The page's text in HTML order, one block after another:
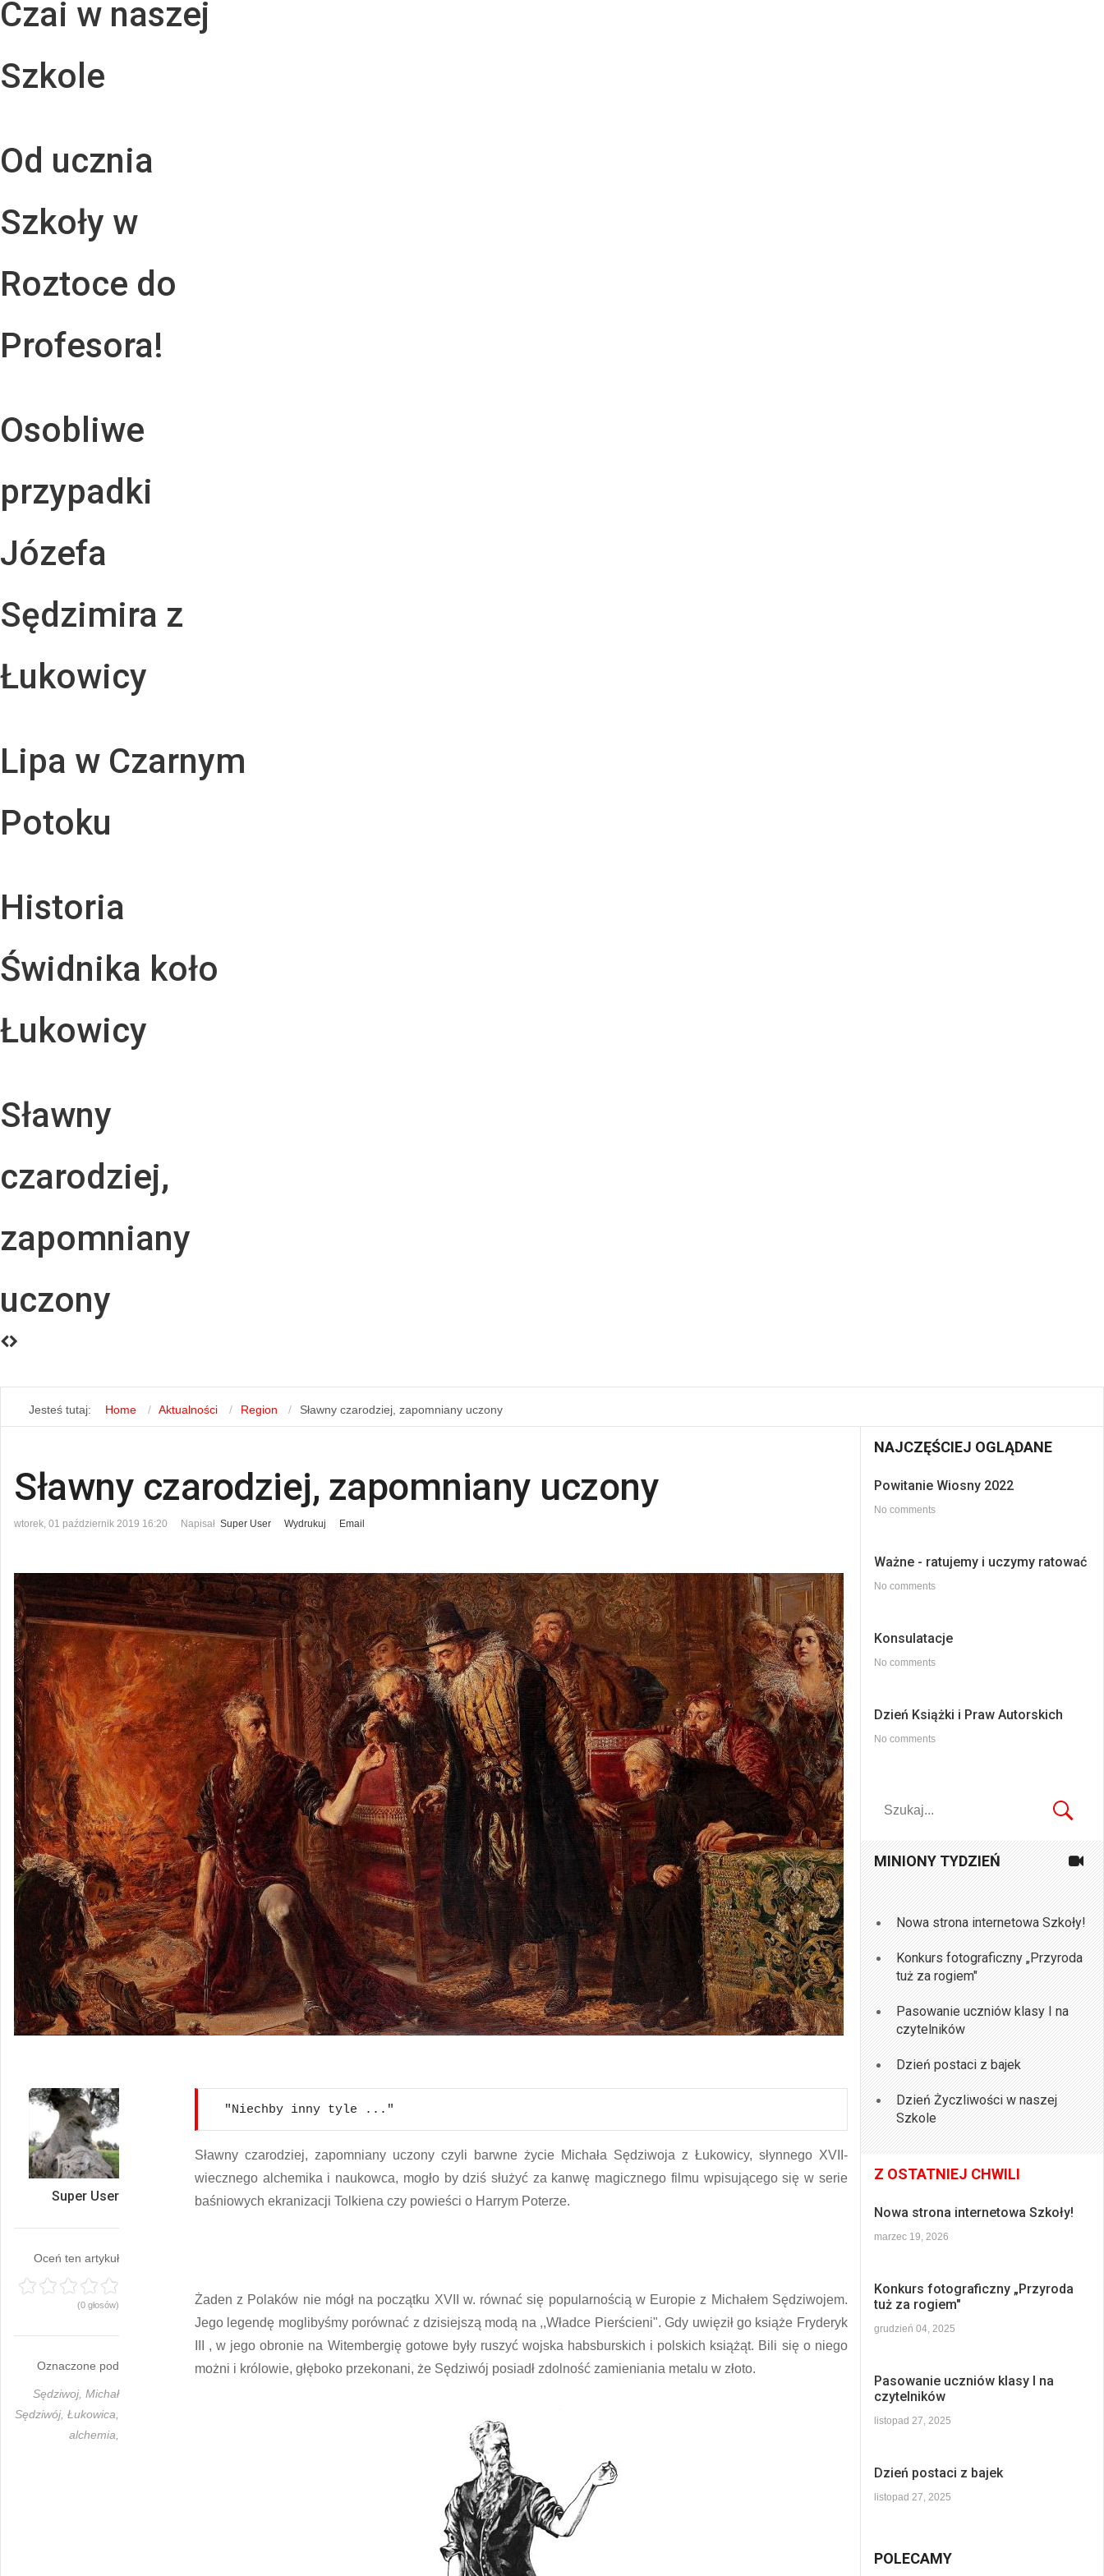
Czai w naszej
Szkole
Od ucznia
Szkoły w
Roztoce do
Profesora!
Osobliwe
przypadki
Józefa
Sędzimira z
Łukowicy
Lipa w Czarnym
Potoku
Historia
Świdnika koło
Łukowicy
Sławny
czarodziej,
zapomniany
uczony
Jesteś tutaj: Home Aktualności Region Sławny czarodziej, zapomniany uczony
Sławny czarodziej, zapomniany uczony
wtorek, 01 październik 2019 16:20 Napisał Super User Wydrukuj Email
Super User
Oceń ten artykuł
(0 głosów)
Oznaczone pod
Sędziwoj, Michał
Sędziwój, Łukowica,
alchemia,
"Niechby inny tyle ..."
Sławny czarodziej, zapomniany uczony czyli barwne życie Michała Sędziwoja z Łukowicy, słynnego XVII-
wiecznego alchemika i naukowca, mogło by dziś służyć za kanwę magicznego filmu wpisującego się w serie
baśniowych ekranizacji Tolkiena czy powieści o Harrym Poterze.
Żaden z Polaków nie mógł na początku XVII w. równać się popularnością w Europie z Michałem Sędziwojem.
Jego legendę moglibyśmy porównać z dzisiejszą modą na ,,Władce Pierścieni". Gdy uwięził go książe Fryderyk
III , w jego obronie na Witembergię gotowe były ruszyć wojska habsburskich i polskich książąt. Bili się o niego
możni i królowie, głęboko przekonani, że Sędziwój posiadł zdolność zamieniania metalu w złoto.
NAJCZĘŚCIEJ OGLĄDANE
Powitanie Wiosny 2022
No comments
Ważne - ratujemy i uczymy ratować
No comments
Konsulatacje
No comments
Dzień Książki i Praw Autorskich
No comments
MINIONY TYDZIEŃ
Nowa strona internetowa Szkoły!
Konkurs fotograficzny „Przyroda
tuż za rogiem"
Pasowanie uczniów klasy I na
czytelników
Dzień postaci z bajek
Dzień Życzliwości w naszej
Szkole
Z OSTATNIEJ CHWILI
Nowa strona internetowa Szkoły!
marzec 19, 2026
Konkurs fotograficzny „Przyroda
tuż za rogiem"
grudzień 04, 2025
Pasowanie uczniów klasy I na
czytelników
listopad 27, 2025
Dzień postaci z bajek
listopad 27, 2025
POLECAMY